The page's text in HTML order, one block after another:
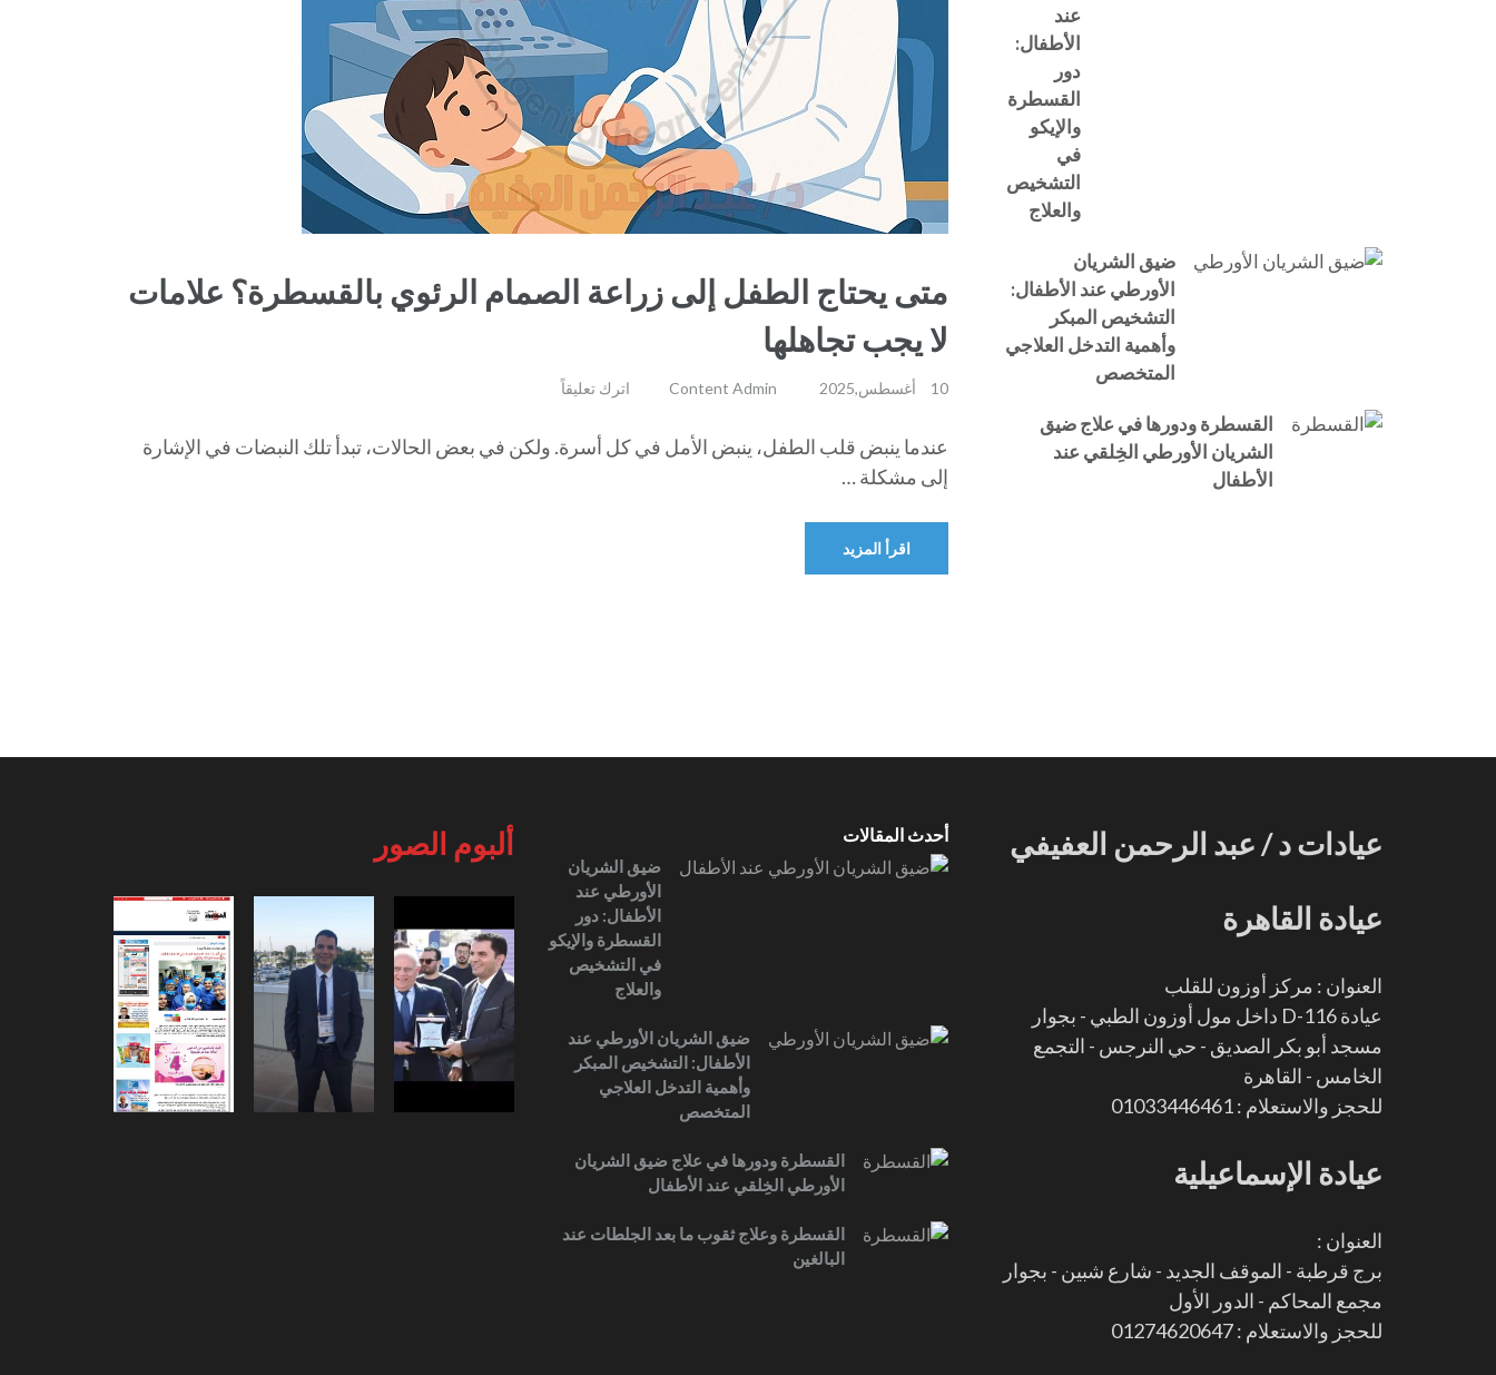
متى يحتاج الطفل إلى زراعة الصمام الرئوي بالقسطرة؟ علامات
لا يجب تجاهلها
10 أغسطس,2025 Content Admin اترك تعليقاً
عندما ينبض قلب الطفل، ينبض الأمل في كل أسرة. ولكن في بعض الحالات، تبدأ تلك النبضات في الإشارة
إلى مشكلة …
اقرأ المزيد
عند
الأطفال:
دور
القسطرة
والإيكو
في
التشخيص
والعلاج
ضيق الشريان
الأورطي عند الأطفال:
التشخيص المبكر
وأهمية التدخل العلاجي
المتخصص
القسطرة ودورها في علاج ضيق
الشريان الأورطي الخِلقي عند
الأطفال
عيادات د / عبد الرحمن العفيفي
عيادة القاهرة
العنوان : مركز أوزون للقلب
عيادة D-116 داخل مول أوزون الطبي - بجوار
مسجد أبو بكر الصديق - حي النرجس - التجمع
الخامس - القاهرة
للحجز والاستعلام : 01033446461
عيادة الإسماعيلية
العنوان :
برج قرطبة - الموقف الجديد - شارع شبين - بجوار
مجمع المحاكم - الدور الأول
للحجز والاستعلام : 01274620647
أحدث المقالات
ضيق الشريان
الأورطي عند
الأطفال: دور
القسطرة والإيكو
في التشخيص
والعلاج
ضيق الشريان الأورطي عند
الأطفال: التشخيص المبكر
وأهمية التدخل العلاجي
المتخصص
القسطرة ودورها في علاج ضيق الشريان
الأورطي الخِلقي عند الأطفال
القسطرة وعلاج ثقوب ما بعد الجلطات عند
البالغين
ألبوم الصور